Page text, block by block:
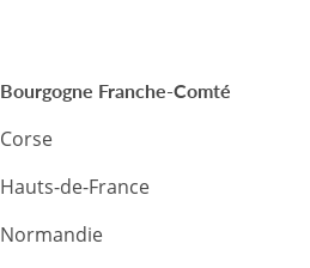
Bourgogne Franche-Comté
Corse
Hauts-de-France
Normandie